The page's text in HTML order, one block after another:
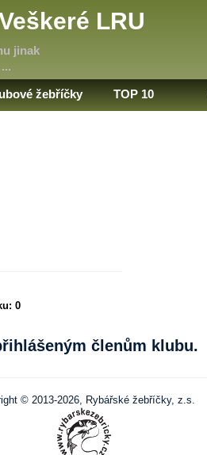
LRU
jinak
žebříčky TOP 10
0
členům klubu.
© 2013-2026, Rybářské žebříčky, z.s.